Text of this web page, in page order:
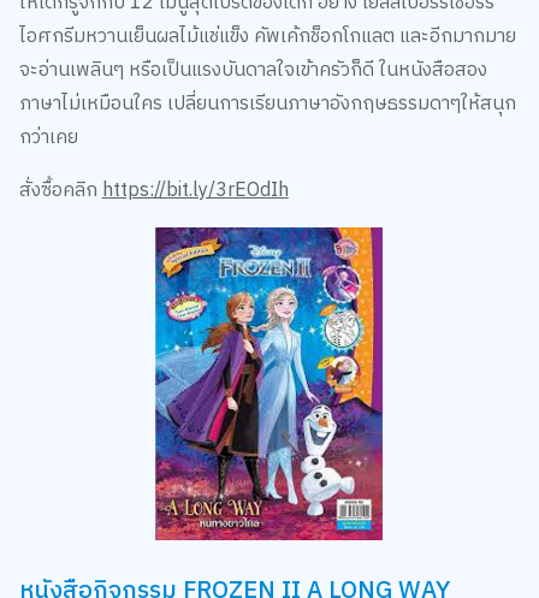
ไอศกรีมหวานเย็นผลไม้แช่แข็ง คัพเค้กช็อกโกแลต และอีกมากมาย
จะอ่านเพลินๆ หรือเป็นแรงบันดาลใจเข้าครัวก็ดี ในหนังสือสอง
ภาษาไม่เหมือนใคร เปลี่ยนการเรียนภาษาอังกฤษธรรมดาๆให้สนุก
กว่าเคย
สั่งซื้อคลิก https://bit.ly/3rEOdIh
หนังสือกิจกรรม FROZEN II A LONG WAY